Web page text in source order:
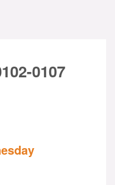
0107